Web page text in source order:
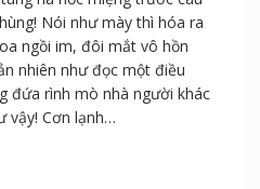
Nói như mày thì hóa ra
ngồi im, đôi mắt vô hồn
nhiên như đọc một điều
đứa rình mò nhà người khác
vậy! Cơn lạnh…